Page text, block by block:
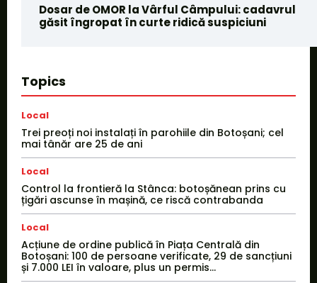
Dosar de OMOR la Vârful Câmpului: cadavrul
găsit îngropat în curte ridică suspiciuni
Topics
Local
Trei preoți noi instalați în parohiile din Botoșani; cel
mai tânăr are 25 de ani
Local
Control la frontieră la Stânca: botoșănean prins cu
țigări ascunse în mașină, ce riscă contrabanda
Local
Acțiune de ordine publică în Piața Centrală din
Botoșani: 100 de persoane verificate, 29 de sancțiuni
și 7.000 LEI în valoare, plus un permis...